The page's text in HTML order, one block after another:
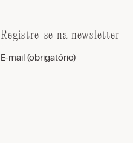
Registre-se na newsletter